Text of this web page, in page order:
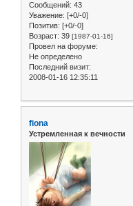
Сообщений: 43
Уважение: [+0/-0]
Позитив: [+0/-0]
Возраст: 39 [1987-01-16]
Провел на форуме:
Не определено
Последний визит:
2008-01-16 12:35:11
fiona
Устремленная к вечности